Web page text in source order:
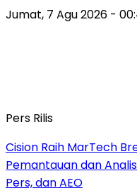
Jumat, 7 Agu 2026 -
Pers Rilis
Cision Raih MarTech
Pemantauan dan
Pers, dan AEO